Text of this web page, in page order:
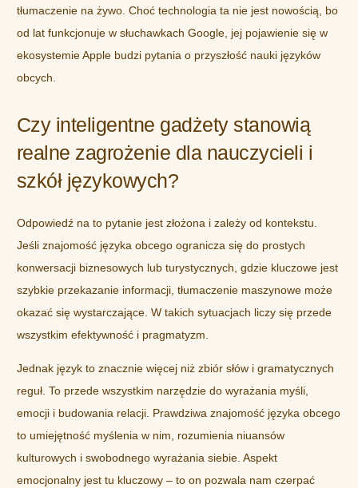
tłumaczenie na żywo. Choć technologia ta nie jest nowością, bo
od lat funkcjonuje w słuchawkach Google, jej pojawienie się w
ekosystemie Apple budzi pytania o przyszłość nauki języków
obcych.
Czy inteligentne gadżety stanowią
realne zagrożenie dla nauczycieli i
szkół językowych?
Odpowiedź na to pytanie jest złożona i zależy od kontekstu.
Jeśli znajomość języka obcego ogranicza się do prostych
konwersacji biznesowych lub turystycznych, gdzie kluczowe jest
szybkie przekazanie informacji, tłumaczenie maszynowe może
okazać się wystarczające. W takich sytuacjach liczy się przede
wszystkim efektywność i pragmatyzm.
Jednak język to znacznie więcej niż zbiór słów i gramatycznych
reguł. To przede wszystkim narzędzie do wyrażania myśli,
emocji i budowania relacji. Prawdziwa znajomość języka obcego
to umiejętność myślenia w nim, rozumienia niuansów
kulturowych i swobodnego wyrażania siebie. Aspekt
emocjonalny jest tu kluczowy – to on pozwala nam czerpać